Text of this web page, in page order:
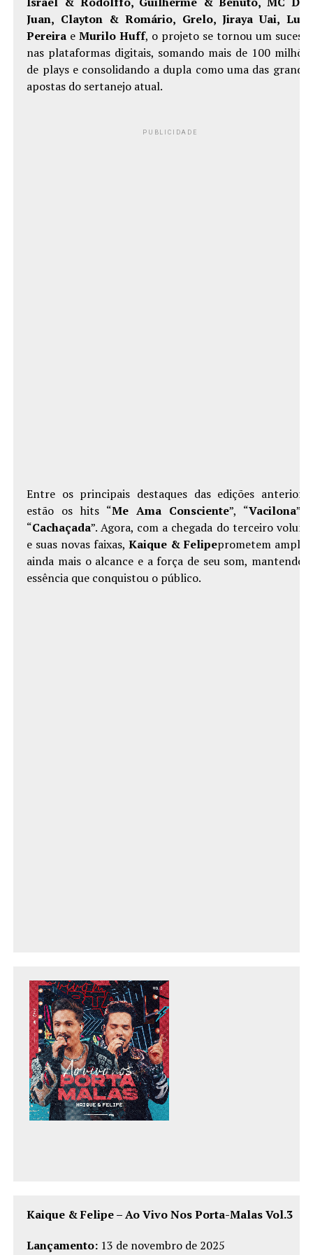
Juan, Clayton & Romário, Grelo, Jiraya Uai, Luan
Pereira e Murilo Huff, o projeto se tornou um sucesso
nas plataformas digitais, somando mais de 100 milhões
de plays e consolidando a dupla como uma das grandes
apostas do sertanejo atual.
PUBLICIDADE
Entre os principais destaques das edições anteriores
estão os hits “Me Ama Consciente”, “Vacilona” e
“Cachaçada”. Agora, com a chegada do terceiro volume
e suas novas faixas, Kaique & Felipeprometem ampliar
ainda mais o alcance e a força de seu som, mantendo a
essência que conquistou o público.
Kaique & Felipe – Ao Vivo Nos Porta-Malas Vol.3
Lançamento: 13 de novembro de 2025